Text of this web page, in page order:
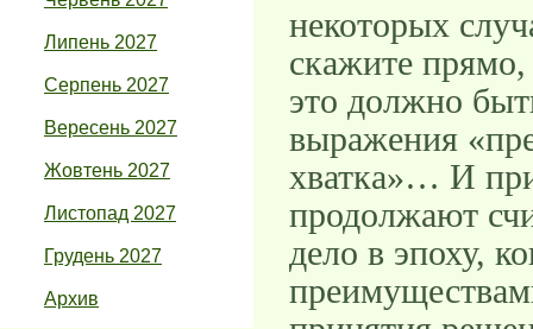
Липень 2027
Серпень 2027
Вересень 2027
Жовтень 2027
Листопад 2027
Грудень 2027
Архив
некоторых
скажите
это должно
выражения
хватка»… И
продолжают
дело в эпоху,